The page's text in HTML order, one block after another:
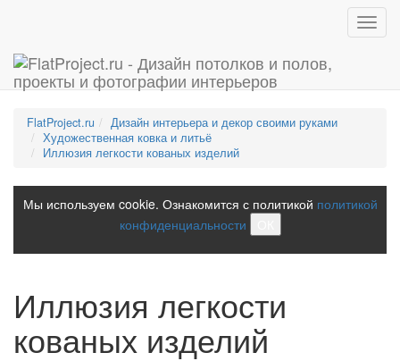
FlatProject.ru
Дизайн интерьера и декор своими руками
Художественная ковка и литьё
Иллюзия легкости кованых изделий
Мы используем cookie. Ознакомится с политикой политикой
конфиденциальности
Иллюзия легкости
кованых изделий